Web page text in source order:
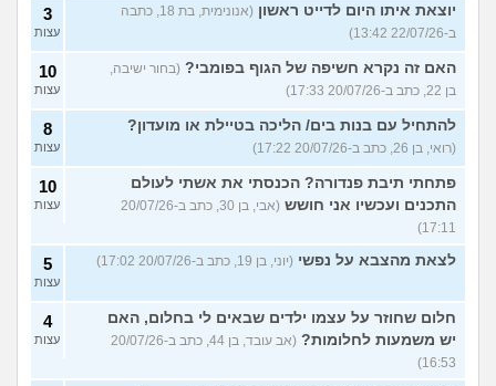
יוצאת איתו היום לדייט ראשון
(אנונימית, בת 18, כתבה
ב-22/07/26 13:42)
3
עצות
האם זה נקרא חשיפה של הגוף בפומבי? (בחור ישיבה,
בן 22, כתב ב-20/07/26 17:33)
10
עצות
להתחיל עם בנות בים/ הליכה בטיילת או מועדון?
(רואי, בן 26, כתב ב-20/07/26 17:22)
8
עצות
פתחתי תיבת פנדורה? הכנסתי את אשתי לעולם
התכנים ועכשיו אני חושש
(אבי, בן 30, כתב ב-20/07/26
17:11)
10
עצות
לצאת מהצבא על נפשי (יוני, בן 19, כתב ב-20/07/26 17:02) 5
עצות
חלום שחוזר על עצמו ילדים שבאים לי בחלום, האם
יש משמעות לחלומות?
(אב עובד, בן 44, כתב ב-20/07/26
16:53)
4
עצות